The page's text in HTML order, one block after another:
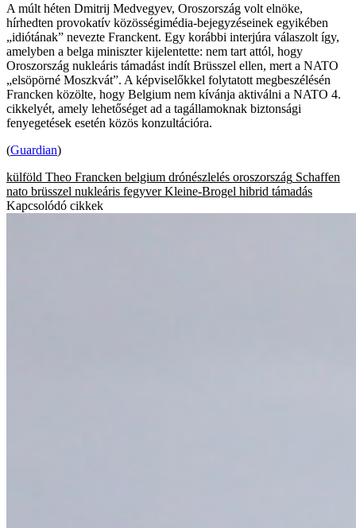
A múlt héten Dmitrij Medvegyev, Oroszország volt elnöke,
hírhedten provokatív közösségimédia-bejegyzéseinek egyikében
„idiótának” nevezte Franckent. Egy korábbi interjúra válaszolt így,
amelyben a belga miniszter kijelentette: nem tart attól, hogy
Oroszország nukleáris támadást indít Brüsszel ellen, mert a NATO
„elsöpörné Moszkvát”. A képviselőkkel folytatott megbeszélésén
Francken közölte, hogy Belgium nem kívánja aktiválni a NATO 4.
cikkelyét, amely lehetőséget ad a tagállamoknak biztonsági
fenyegetések esetén közös konzultációra.
(Guardian)
külföld Theo Francken belgium drónészlelés oroszország Schaffen
nato brüsszel nukleáris fegyver Kleine-Brogel hibrid támadás
Kapcsolódó cikkek